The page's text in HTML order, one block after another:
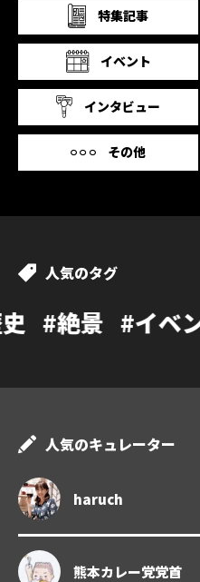
特集記事
イベント
インタビュー
その他
人気のタグ
ベント #熊本市
人気のキュレーター
haruch
熊本カレー党党首